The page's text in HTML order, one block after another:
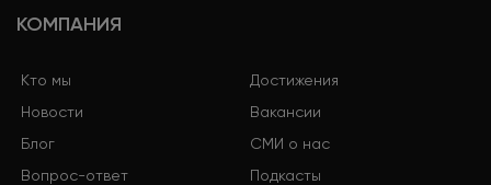
КОМПАНИЯ
Кто мы
Достижения
Новости
Вакансии
Блог
СМИ о нас
Вопрос-ответ
Подкасты